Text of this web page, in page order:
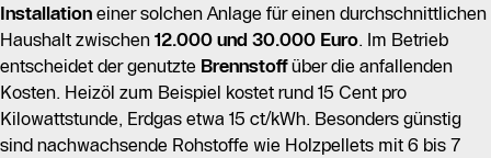
Installation einer solchen Anlage für einen durchschnittlichen
Haushalt zwischen 12.000 und 30.000 Euro. Im Betrieb
entscheidet der genutzte Brennstoffüber die anfallenden
Kosten. Heizöl zum Beispiel kostet rund 15 Cent pro
Kilowattstunde, Erdgas etwa 15 ct/kWh. Besonders günstig
sind nachwachsende Rohstoffe wie Holzpellets mit 6 bis 7